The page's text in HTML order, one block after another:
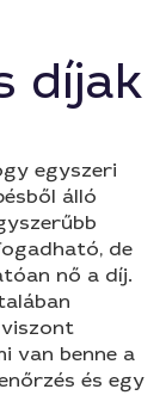
díjak
egyszeri
álló
de
nő a díj.
van benne a
és egy